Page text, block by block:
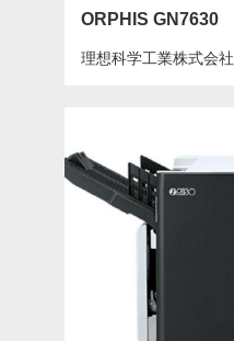
ORPHIS GN7630
理想科学工業株式会社